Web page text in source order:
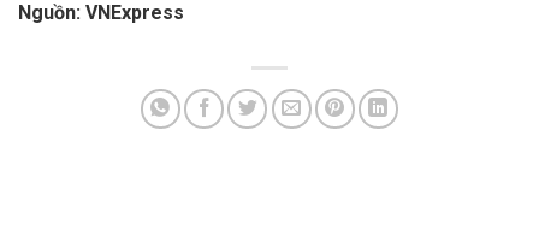
Nguồn: VNExpress